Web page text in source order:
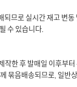
므로 실시간 재고 변
수 있습니다.
한 후 발매일 이후부
음배송되므로, 일반